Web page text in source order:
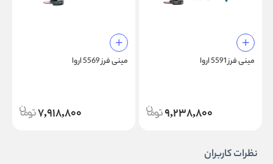
مينی فرز 5591 اروا
9,238,800
مينی فرز 5569 اروا
7,918,800
نظرات کاربران